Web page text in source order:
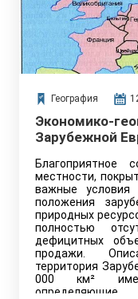
География
Экономико-
Зарубежной
Благоприятное
местности,
важные условия
положения
природных
полностью
дефицитных
продажи.
территория
000 км²
определяющие